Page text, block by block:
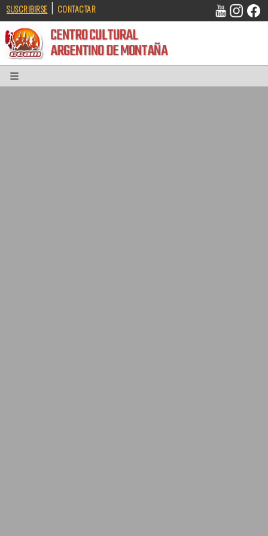
SUSCRIBIRSE | CONTACTAR
CENTRO CULTURAL
ARGENTINO DE MONTAÑA